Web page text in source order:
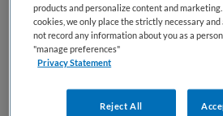
Isala is niet meer actueel. Hieronder
vergelijkbare vacatures die voor u
products and personalize content and
cookies, we only place the strictly necessary
not record any information about you as a
"manage preferences"
Privacy Statement
Reject All